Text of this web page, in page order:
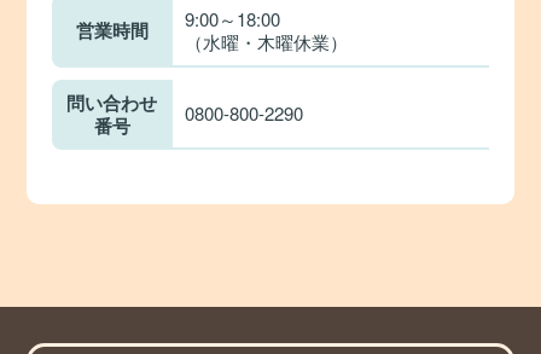
営業時間
9:00～18:00
（水曜・木曜休業）
問い合わせ
番号
0800-800-2290